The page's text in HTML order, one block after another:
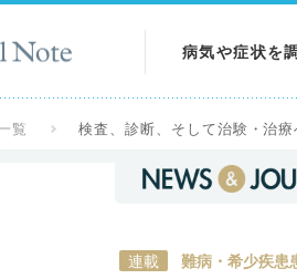
病気や症状を
症状を調べる
覧 検査、診断、そして治験・治
連載 難病・希少疾患